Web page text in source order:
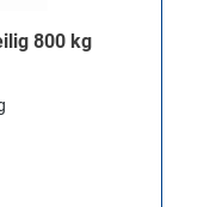
800 kg
Preis: